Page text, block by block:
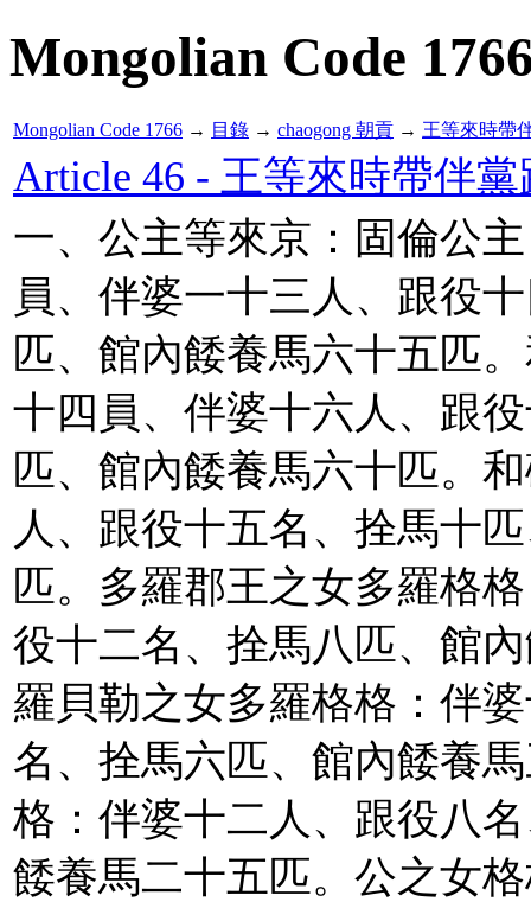
Mongolian Code
Mongolian Code 1766 → 目錄 → chaogong 朝貢 → 王等來時帶
Article 46 - 王等來時帶伴黨
一、公主等來京：固倫公
員、伴婆一十三人、跟役
匹、館內餧養馬六十五匹
十四員、伴婆十六人、跟
匹、館內餧養馬六十匹。
人、跟役十五名、拴馬十
匹。多羅郡王之女多羅格
役十二名、拴馬八匹、館
羅貝勒之女多羅格格：伴
名、拴馬六匹、館內餧養
格：伴婆十二人、跟役八
餧養馬二十五匹。公之女